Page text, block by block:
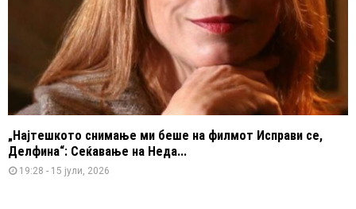
„Најтешкото снимање ми беше на филмот Исправи се,
Делфина“: Сеќавање на Неда...
19:28 - 15 јули, 2026